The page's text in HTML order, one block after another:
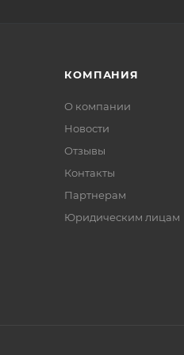
КОМПАНИЯ
О компании
Новости
Отзывы
Контакты
Партнерам
Юридическим лицам